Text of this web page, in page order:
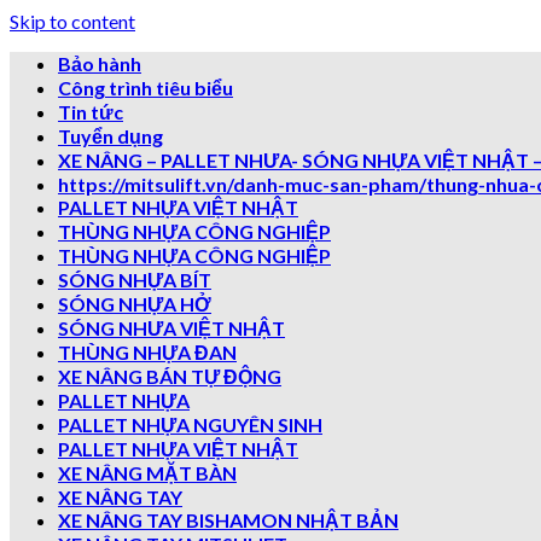
Skip to content
Bảo hành
Công trình tiêu biểu
Tin tức
Tuyển dụng
XE NÂNG – PALLET NHƯA- SÓNG NHỰA VIỆT NHẬT
https://mitsulift.vn/danh-muc-san-pham/thung-nhua-
PALLET NHỰA VIỆT NHẬT
THÙNG NHỰA CÔNG NGHIỆP
THÙNG NHỰA CÔNG NGHIỆP
SÓNG NHỰA BÍT
SÓNG NHỰA HỞ
SÓNG NHƯA VIỆT NHẬT
THÙNG NHỰA ĐAN
XE NÂNG BÁN TỰ ĐỘNG
PALLET NHỰA
PALLET NHỰA NGUYÊN SINH
PALLET NHỰA VIỆT NHẬT
XE NÂNG MẶT BÀN
XE NÂNG TAY
XE NÂNG TAY BISHAMON NHẬT BẢN